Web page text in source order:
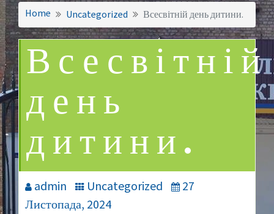
Home Uncategorized Всесвітній день дитини.
Всесвітній
день
дитини.
admin Uncategorized
27
Листопада, 2024